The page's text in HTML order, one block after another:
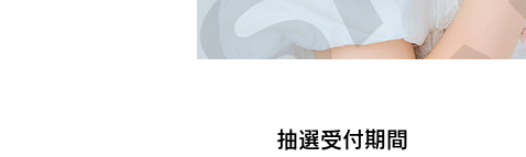
抽選受付期間